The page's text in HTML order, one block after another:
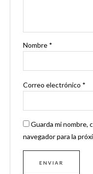
Nombre *
Correo electrónico *
Guarda mi nombre,
navegador para la